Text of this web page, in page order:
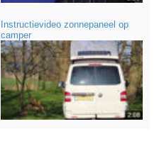
Instructievideo zonnepaneel op
camper